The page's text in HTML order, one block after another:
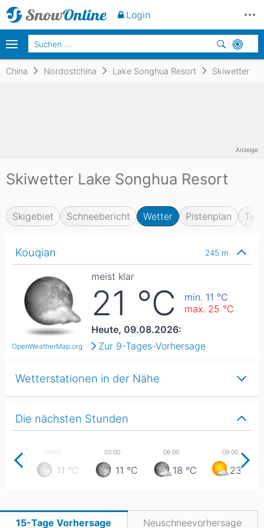
China Nordostchina Lake Songhua Resort Skiwetter
Skiwetter Lake Songhua Resort
Skigebiet Schneebericht Wetter Pistenplan
Kouqian 245 m
OpenWeatherMap.org
meist klar
21 °C min. 11 °C
max. 25 °C
Heute, 09.08.2026:
Zur 9-Tages-Vorhersage
Die nächsten Stunden
11 °C 11 °C 18 °C 23
15-Tage Vorhersage Neuschneevorhersage
Wetterstationen in der Nähe
Anzeige
Login